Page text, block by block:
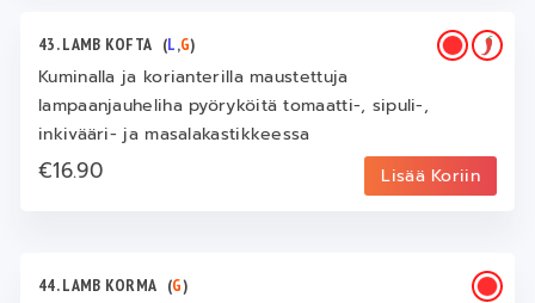
43. LAMB KOFTA (L,G)
Kuminalla ja korianterilla maustettuja
lampaanjauheliha pyöryköitä tomaatti-, sipuli-,
inkivääri- ja masalakastikkeessa
€16.90 Lisää Koriin
44. LAMB KORMA (G)